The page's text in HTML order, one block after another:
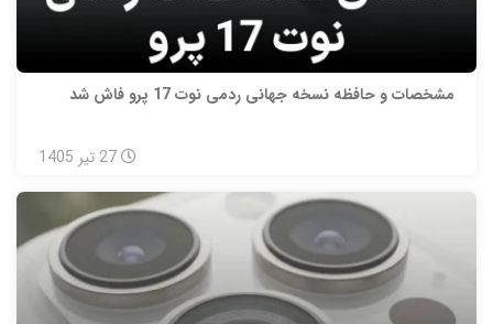
مشخصات و حافظه نسخه جهانی ردمی نوت 17 پرو فاش شد
27 تیر 1405